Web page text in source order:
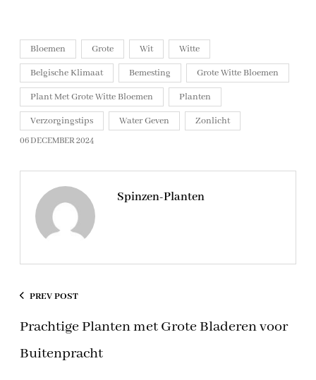
Bloemen Grote Wit
Witte
Belgische Klimaat
Bemesting
Grote Witte Bloemen
Plant Met Grote Witte Bloemen
Planten
Verzorgingstips
Water Geven Zonlicht
06 DECEMBER 2024
Spinzen-Planten
PREV POST
Prachtige Planten met Grote Bladeren voor
Buitenpracht